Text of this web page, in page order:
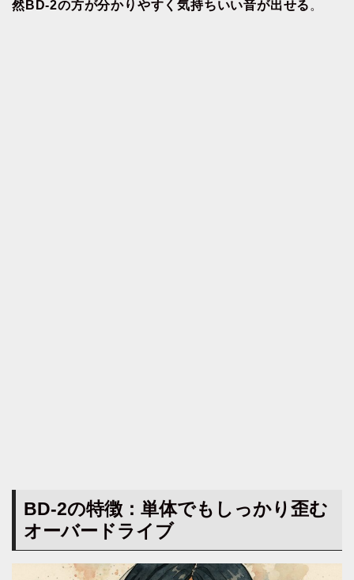
然BD-2の方が分かりやすく気持ちいい音が出せる 。
BD-2の特徴：単体でもしっかり歪む
オーバードライブ